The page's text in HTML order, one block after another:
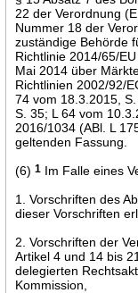
22 der Verordnung
Nummer 18 der
zuständige Behörde
Richtlinie 2014/65/
Mai 2014 über
Richtlinien 2002/92/
74 vom 18.3.2015,
S. 35; L 64 vom
2016/1034 (ABl. L
geltenden Fassung.
(6)1 Im Falle eines
1. Vorschriften des
dieser Vorschriften
2. Vorschriften der
Artikel 4 und 14 bis
delegierten
Kommission,